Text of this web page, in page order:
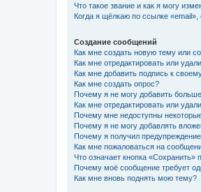
Что такое звание и как я могу
Когда я щёлкаю по ссылке
Создание сообщений
Как мне создать новую тему или
Как мне отредактировать или
Как мне добавить подпись к
Как мне создать опрос?
Почему я не могу добавить
Как мне отредактировать или
Почему мне недоступны
Почему я не могу добавлять
Почему я получил
Как мне пожаловаться на
Что означает кнопка «Сохранить»
Почему моё сообщение требует
Как мне вновь поднять мою тему?